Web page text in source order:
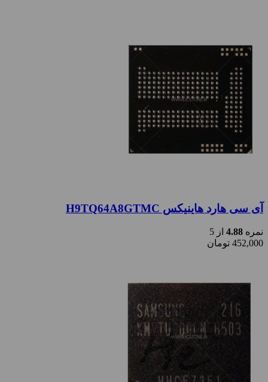
آی سی هارد هاینیکس H9TQ64A8GTMC
نمره 4.88 از 5
452,000 تومان